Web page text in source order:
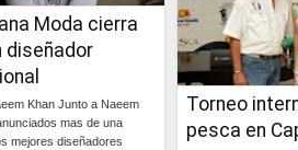
Moda cierra
diseñador
Khan Junto a Naeem
mas de una
mejores diseñadores
Torneo
pesca en